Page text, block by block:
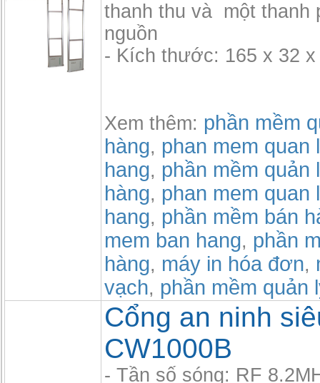
thanh thu và một thanh
nguồn
- Kích thước: 165 x 32 x
Xem thêm: phần mềm
hàng, phan mem quan
hang, phần mềm quản
hàng, phan mem quan
hang, phần mềm bán
mem ban hang, phần
hàng, máy in hóa đơn,
vạch, phần mềm quản
Cổng an ninh
CW1000B
- Tần số sóng: RF